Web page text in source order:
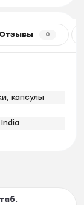
Отзывы 0
капсулы